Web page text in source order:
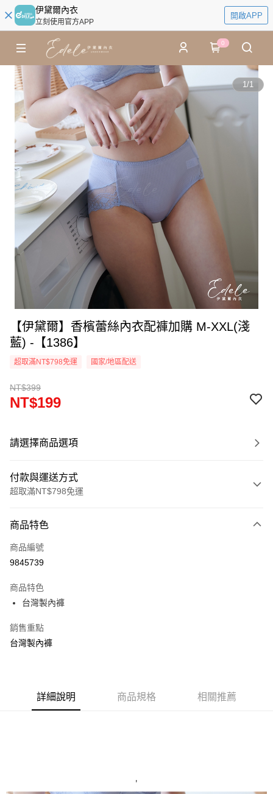
伊黛爾內衣
立刻使用官方APP
開啟APP
0
1/1
【伊黛爾】香檳蕾絲內衣配褲加購 M-XXL(淺
藍) -【1386】
超取滿NT$798免運 國家/地區配送
NT$399
NT$199
請選擇商品選項
付款與運送方式
超取滿NT$798免運
信用卡一次付款
超商取貨付款
Apple Pay
街口支付
悠遊付
貨到付款
商品特色
商品編號
9845739
商品特色
台灣製內褲
銷售重點
台灣製內褲
詳細說明 商品規格 相關推薦
'